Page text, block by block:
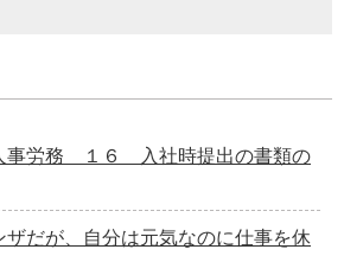
事労務 １６ 入社時提出の書類の
だが、自分は元気なのに仕事を休